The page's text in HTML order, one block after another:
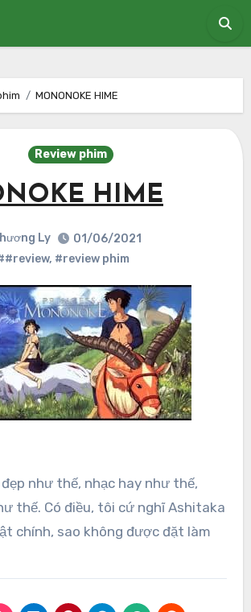
MONONOKE HIME
Review phim
HIME
Ly
01/06/2021
, #review phim
như thế, nhạc hay như thế,
thế. Có điều, tôi cứ nghĩ Ashitaka
chính, sao không được đặt làm